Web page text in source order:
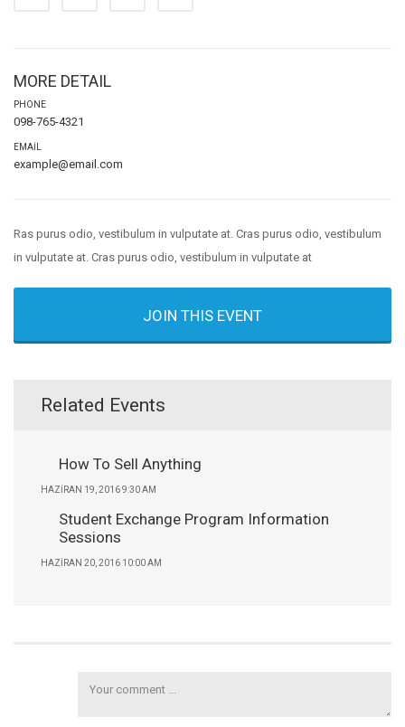
MORE DETAIL
PHONE
098-765-4321
EMAIL
example@email.com
Ras purus odio, vestibulum in vulputate at. Cras purus odio, vestibulum
in vulputate at. Cras purus odio, vestibulum in vulputate at
JOIN THIS EVENT
Related Events
How To Sell Anything
HAZIRAN 19, 2016 9:30 AM
Student Exchange Program Information
Sessions
HAZIRAN 20, 2016 10:00 AM